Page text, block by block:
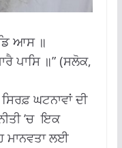
ਆਸ ॥
ਪਾਸਿ ॥” (ਸਲੋਕ,
ਘਟਨਾਵਾਂ ਦੀ
’ਚ ਇਕ
ਮਾਨਵਤਾ ਲਈ